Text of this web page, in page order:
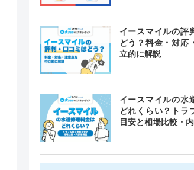
イースマイルの評
どう？料金・対応
立的に解説
イースマイルの水
どれくらい？トラ
目安と相場比較・